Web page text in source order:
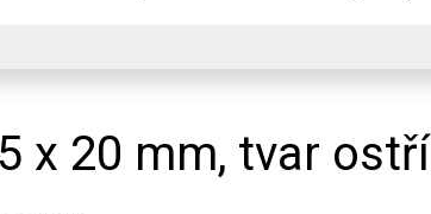
x 20 mm, tvar